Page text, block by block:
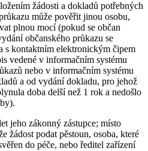
žádosti a dokladů potřebných
může pověřit jinou osobu,
plnou mocí (pokud se občan
občanského průkazu se
s kontaktním elektronickým čipem
vedené v informačním systému
nebo v informačním systému
a od vydání dokladu, pro jehož
doba delší než 1 rok a nedošlo
jeho zákonný zástupce; místo
žádost podat pěstoun, osoba, které
do péče, nebo ředitel zařízení